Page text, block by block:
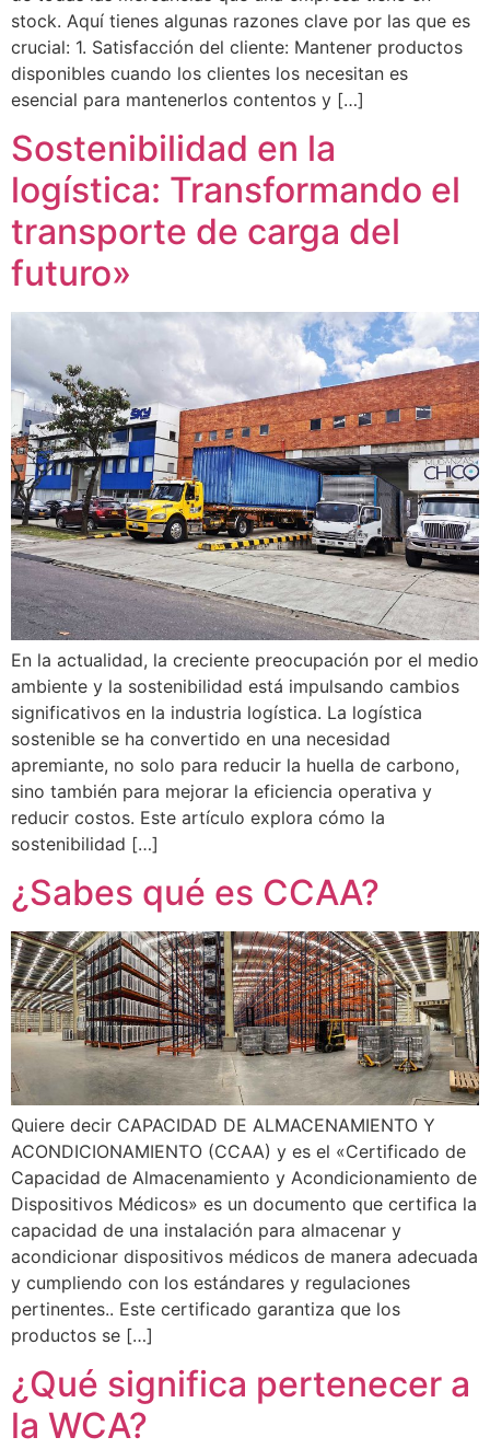
stock. Aquí tienes algunas razones clave por las que es
crucial: 1. Satisfacción del cliente: Mantener productos
disponibles cuando los clientes los necesitan es
esencial para mantenerlos contentos y […]
Sostenibilidad en la
logística: Transformando el
transporte de carga del
futuro»
En la actualidad, la creciente preocupación por el medio
ambiente y la sostenibilidad está impulsando cambios
significativos en la industria logística. La logística
sostenible se ha convertido en una necesidad
apremiante, no solo para reducir la huella de carbono,
sino también para mejorar la eficiencia operativa y
reducir costos. Este artículo explora cómo la
sostenibilidad […]
¿Sabes qué es CCAA?
Quiere decir CAPACIDAD DE ALMACENAMIENTO Y
ACONDICIONAMIENTO (CCAA) y es el «Certificado de
Capacidad de Almacenamiento y Acondicionamiento de
Dispositivos Médicos» es un documento que certifica la
capacidad de una instalación para almacenar y
acondicionar dispositivos médicos de manera adecuada
y cumpliendo con los estándares y regulaciones
pertinentes.. Este certificado garantiza que los
productos se […]
¿Qué significa pertenecer a
la WCA?